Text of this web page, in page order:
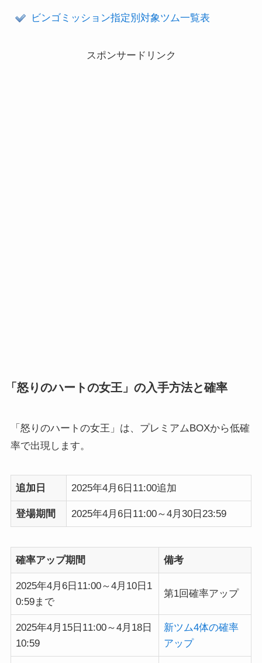
ビンゴミッション指定別対象ツム一覧表
スポンサードリンク
「怒りのハートの女王」の入手方法と確率
「怒りのハートの女王」は、プレミアムBOXから低確
率で出現します。
追加日 2025年4月6日11:00追加
登場期間 2025年4月6日11:00～4月30日23:59
確率アップ期間 備考
2025年4月6日11:00～4月10日1
0:59まで
第1回確率アップ
2025年4月15日11:00～4月18日
10:59
新ツム4体の確率
アップ